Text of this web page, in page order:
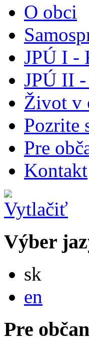
O obci
JPÚ I -
JPÚ II
Život v
Pozrite
Pre
Kontakt
Výber
sk
en
Pre